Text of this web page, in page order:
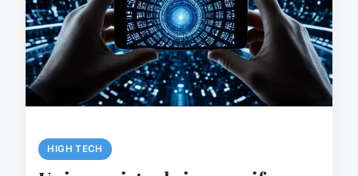
HIGH TECH